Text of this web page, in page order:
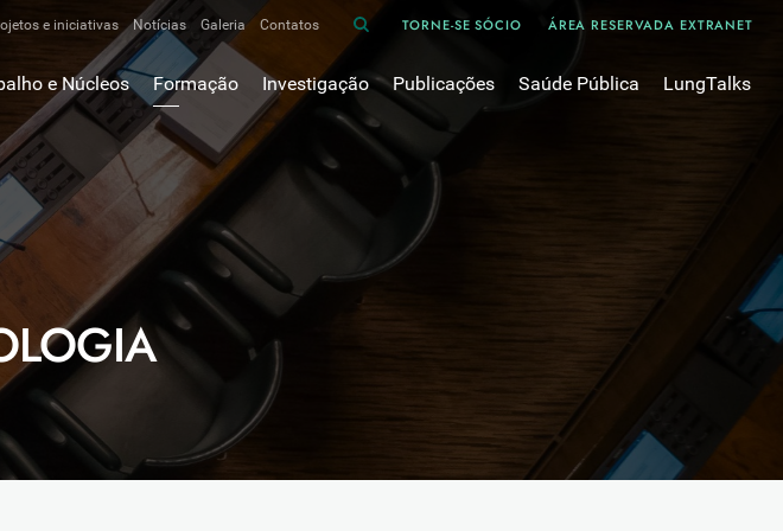
e iniciativas Notícias Galeria Contatos TORNE-SE SÓCIO ÁREA RESERVADA EXTRANET
e Núcleos
Pulmonar
e do Ambiente
Pulmonares
e DPOC
do Sono
Formação
Escola da Ciência
E-learnings
Hot Topics em Pneumologia
Fórum das Comissões de Trabalho
Outros cursos
Investigação
Projectos de Investigação
Publicações
Revistas Científicas
Revisões, Recomendações e Tomadas de Posição
50 anos Sociedade Portuguesa de Pneumologia
Livros Publicados
Saúde Pública
COVID Longo
Cuidados Respiratórios Domiciliários
Tuberculose
LungTalks